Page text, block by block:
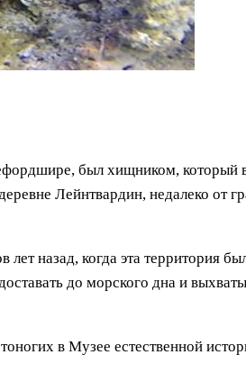
был хищником, который
Лейнтвардин, недалеко от
назад, когда эта территория
до морского дна и
в Музее естественной